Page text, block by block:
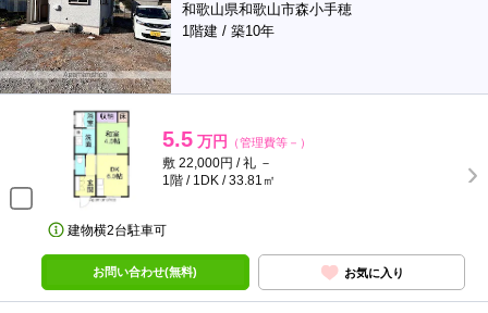
和歌山県和歌山市森小手穂
1階建 / 築10年
5.5 万円 （管理費等－）
敷 22,000円 / 礼 －
1階 / 1DK / 33.81㎡
建物横2台駐車可
お問い合わせ(無料) お気に入り